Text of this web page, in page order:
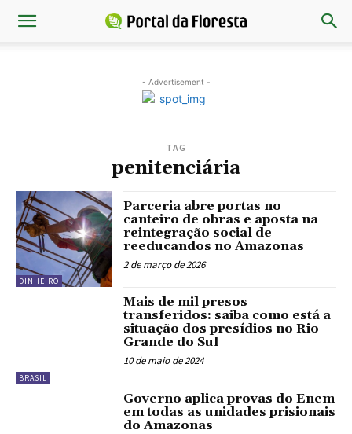
- Advertisement -
TAG
penitenciária
DINHEIRO
Parceria abre portas no
canteiro de obras e aposta na
reintegração social de
reeducandos no Amazonas
2 de março de 2026
BRASIL
Mais de mil presos
transferidos: saiba como está a
situação dos presídios no Rio
Grande do Sul
10 de maio de 2024
Governo aplica provas do Enem
em todas as unidades prisionais
do Amazonas